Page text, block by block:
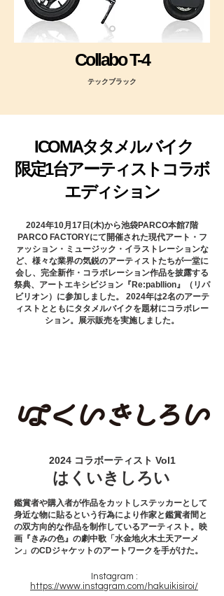
Collabo T-4
テックブラック
ICOMAタタメルバイク
限定1台アーティストコラボ
エディション
2024年10月17日(木)から池袋PARCO本館7階
PARCO FACTORYにて開催された現代アート・フ
ァッション・ミュージック・イラストレーションな
ど、様々な業界の気鋭のアーティストたちが一堂に
会し、完全新作・コラボレーション作品を披露する
祭典、アートエキシビジョン『Re:pabllion』（リパ
ビリオン）に参加しました。 2024年は2名のアーテ
ィストとともにタタメルバイクを題材にコラボレー
ション。展示販売を実施しました。
2024 コラボーティスト Vol1
はくいきしろい
鑑賞者や購入者が作品をカットしステッカーとして
身近な物に貼るという行為により作家と鑑賞者間と
の双方向的な作品を制作しているアーティスト。映
画『きみの色』の劇中歌「水金地火木土天アーメ
ン」のCDジャケットのアートワークを手がけた。
Instagram :
https://www.instagram.com/hakuikisiroi/